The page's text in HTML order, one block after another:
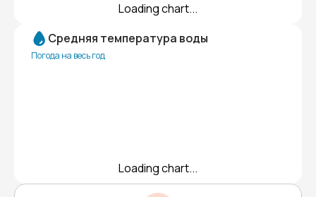
Loading chart...
Средняя температура воды
Погода на весь год
Loading chart...